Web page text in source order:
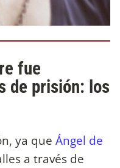
fue
de prisión: los
ya que Ángel de
a través de